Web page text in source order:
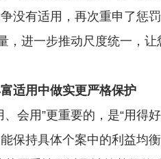
没有适用，再次重申了惩
进一步推动尺度统一，让
适用中做实更严格保护
会用”更重要的，是“用得好
持具体个案中的利益均衡